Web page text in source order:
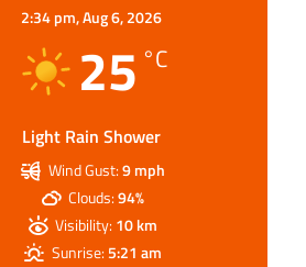
2:34 pm,Aug 6, 2026
25 °C
Light Rain Shower
Wind Gust:9 mph
Clouds:94%
Visibility:10 km
Sunrise:5:21 am